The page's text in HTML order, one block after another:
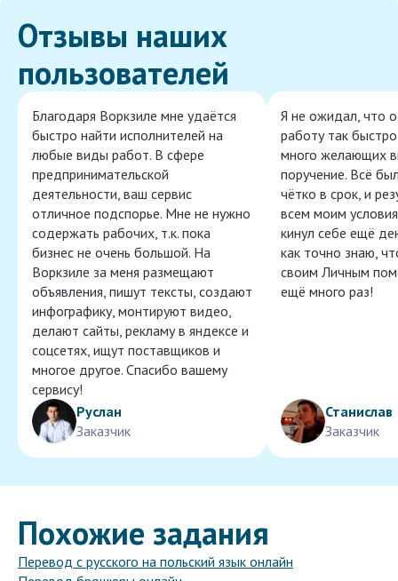
Отзывы наших
пользователей
Благодаря Воркзиле мне удаётся
быстро найти исполнителей на
любые виды работ. В сфере
предпринимательской
деятельности, ваш сервис
отличное подспорье. Мне не нужно
содержать рабочих, т.к. пока
бизнес не очень большой. На
Воркзиле за меня размещают
объявления, пишут тексты, создают
инфографику, монтируют видео,
делают сайты, рекламу в яндексе и
соцсетях, ищут поставщиков и
многое другое. Спасибо вашему
сервису!
Руслан
Заказчик
Я не ожидал, что
работу так
много желающих
поручение. Всё
чётко в срок, и
всем моим
кинул себе ещё
как точно знаю,
своим Личным
ещё много раз!
Станислав
Заказчик
Похожие задания
Перевод с русского на польский язык онлайн